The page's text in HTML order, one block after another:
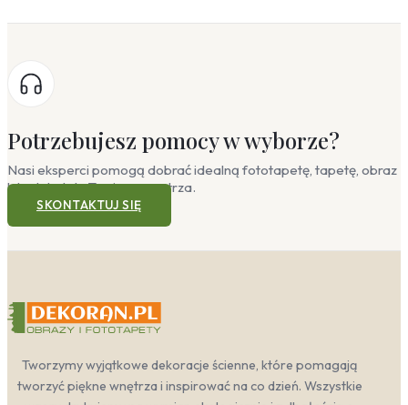
Potrzebujesz pomocy w wyborze?
Nasi eksperci pomogą dobrać idealną fototapetę, tapetę, obraz
lub plakat do Twojego wnętrza.
SKONTAKTUJ SIĘ
Tworzymy wyjątkowe dekoracje ścienne, które pomagają
tworzyć piękne wnętrza i inspirować na co dzień. Wszystkie